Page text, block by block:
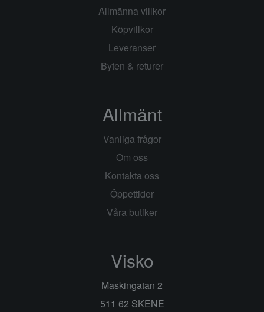
Allmänna villkor
Köpvillkor
Leveranser
Byten & returer
Allmänt
Vanliga frågor
Om oss
Kontakta oss
Öppettider
Våra butiker
Visko
Maskingatan 2
511 62 SKENE